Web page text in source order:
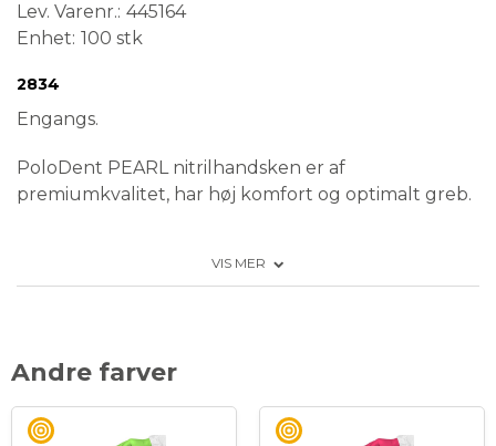
Lev. Varenr. 445164
Enhet 100 stk
Medical Device
2834
Engangs.
PoloDent PEARL nitrilhandsken er af
premiumkvalitet, har høj komfort og optimalt greb.
Fingertekstureret
bestemt)
VIS MER
Andre farver